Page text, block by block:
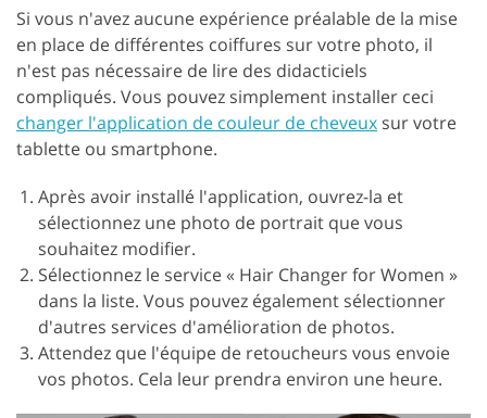
Si vous n'avez aucune expérience préalable de la mise
en place de différentes coiffures sur votre photo, il
n'est pas nécessaire de lire des didacticiels
compliqués. Vous pouvez simplement installer ceci
changer l'application de couleur de cheveux sur votre
tablette ou smartphone.
Après avoir installé l'application, ouvrez-la et
sélectionnez une photo de portrait que vous
souhaitez modifier.
Sélectionnez le service « Hair Changer for Women »
dans la liste. Vous pouvez également sélectionner
d'autres services d'amélioration de photos.
Attendez que l'équipe de retoucheurs vous envoie
vos photos. Cela leur prendra environ une heure.